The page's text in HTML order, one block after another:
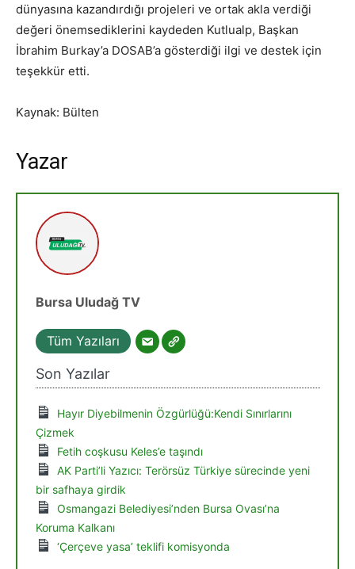
dünyasına kazandırdığı projeleri ve ortak akla verdiği
değeri önemsediklerini kaydeden Kutlualp, Başkan
İbrahim Burkay’a DOSAB’a gösterdiği ilgi ve destek için
teşekkür etti.
Kaynak: Bülten
Yazar
Bursa Uludağ TV
Tüm Yazıları
Son Yazılar
Hayır Diyebilmenin Özgürlüğü:Kendi Sınırlarını
Çizmek
Fetih coşkusu Keles’e taşındı
AK Parti’li Yazıcı: Terörsüz Türkiye sürecinde yeni
bir safhaya girdik
Osmangazi Belediyesi’nden Bursa Ovası’na
Koruma Kalkanı
‘Çerçeve yasa’ teklifi komisyonda